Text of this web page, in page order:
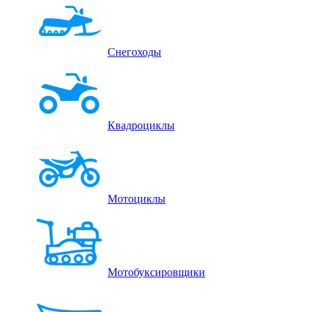
Снегоходы
Квадроциклы
Мотоциклы
Мотобуксировщики